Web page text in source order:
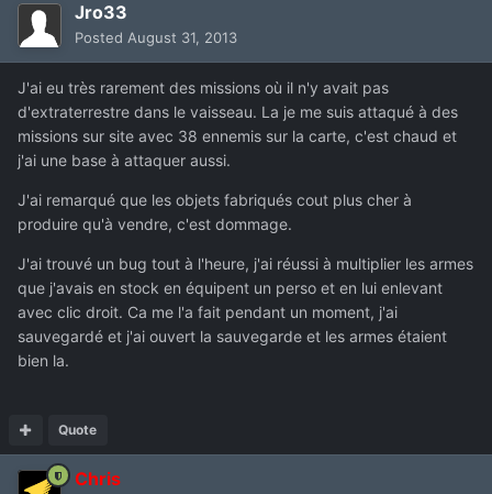
Jro33
Posted August 31, 2013
J'ai eu très rarement des missions où il n'y avait pas
d'extraterrestre dans le vaisseau. La je me suis attaqué à des
missions sur site avec 38 ennemis sur la carte, c'est chaud et
j'ai une base à attaquer aussi.
J'ai remarqué que les objets fabriqués cout plus cher à
produire qu'à vendre, c'est dommage.
J'ai trouvé un bug tout à l'heure, j'ai réussi à multiplier les armes
que j'avais en stock en équipent un perso et en lui enlevant
avec clic droit. Ca me l'a fait pendant un moment, j'ai
sauvegardé et j'ai ouvert la sauvegarde et les armes étaient
bien la.
Quote
Chris